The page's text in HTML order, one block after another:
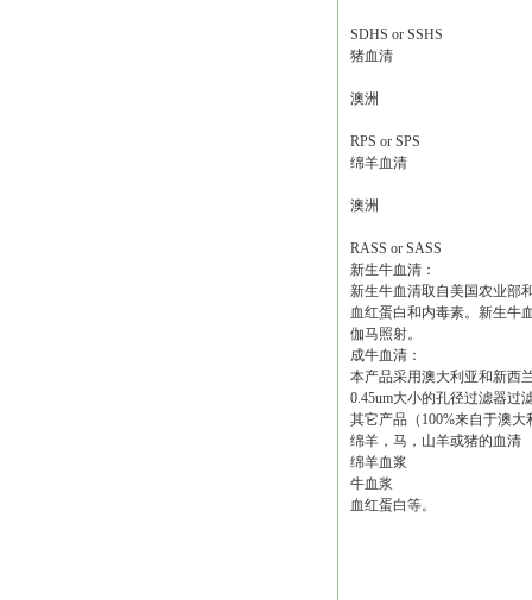
SDHS or SSHS
猪血清
澳洲
RPS or SPS
绵羊血清
澳洲
RASS or SASS
新生牛血清：
新生牛血清取自美国农业部
血红蛋白和内毒素。新生牛
伽马照射。
成牛血清：
本产品采用澳大利亚和新西
0.45um大小的孔径过滤器过
其它产品（100%来自于澳
绵羊，马，山羊或猪的血清
绵羊血浆
牛血浆
血红蛋白等。